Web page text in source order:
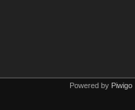
Powered by Piwigo